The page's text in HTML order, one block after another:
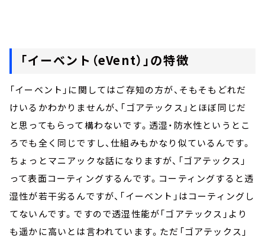
「イーベント（eVent）」の特徴
「イーベント」に関してはご存知の方が、そもそもどれだ
けいるかわかりませんが、「ゴアテックス」とほぼ同じだ
と思ってもらって構わないです。透湿・防水性というとこ
ろでも全く同じですし、仕組みもかなり似ているんです。
ちょっとマニアックな話になりますが、「ゴアテックス」
って表面コーティングするんです。コーティングすると透
湿性が若干劣るんですが、「イーベント」はコーティングし
てないんです。ですので透湿性能が「ゴアテックス」より
も遥かに高いとは言われています。ただ「ゴアテックス」